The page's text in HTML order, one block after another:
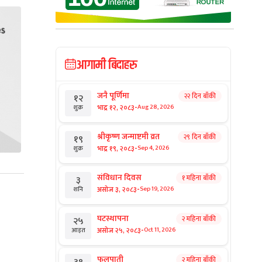
आगामी बिदाहरु
१२
शुक्र
जनै पूर्णिमा
भाद्र १२, २०८३-Aug 28, 2026
२२ दिन बाँकी
१९
शुक्र
श्रीकृष्ण जन्माष्टमी व्रत
भाद्र १९, २०८३-Sep 4, 2026
२९ दिन बाँकी
३
शनि
संविधान दिवस
असोज ३, २०८३-Sep 19, 2026
१ महिना बाँकी
२५
आइत
घटस्थापना
असोज २५, २०८३-Oct 11, 2026
२ महिना बाँकी